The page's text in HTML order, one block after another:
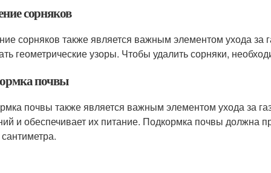
сорняков
сорняков также является важным элементом ухода за
геометрические узоры. Чтобы удалить сорняки,
почвы
почвы также является важным элементом ухода за
и обеспечивает их питание. Подкормка почвы должна